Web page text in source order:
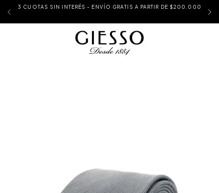
3 CUOTAS SIN INTERÉS - ENVÍO GRATIS A PARTIR DE $200.000